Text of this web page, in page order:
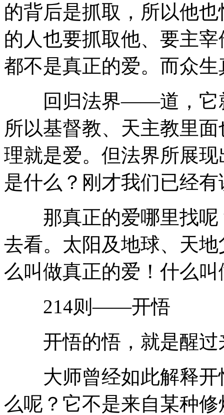
的背后是抓取，所以他
的人也要抓取他、要主
都不是真正的爱。而众
回归法界——道，它就
所以基督教、天主教里
理就是爱。但法界所展
是什么？刚才我们已经有
那真正的爱哪里找呢
去看。太阳及地球、天
么叫做真正的爱！什么
214则——开悟
开悟的悟，就是醒过
大师曾经如此解释开
么呢？它不是来自某种